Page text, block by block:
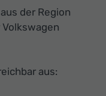
der Region
aus: